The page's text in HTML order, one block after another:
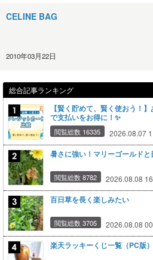
CELINE BAG
2010年03月22日
総合記事ランキング
【賢く貯めて、賢く使おう！
で支払いをお得に！✨
閲覧総数 16335 2026.08.07
暑さに強い！マリーゴールドと
閲覧総数 8782 2026.08.08
百日草を長く楽しみたい
閲覧総数 3705 2026.08.08
楽天ラッキーくじ一覧（PC版）